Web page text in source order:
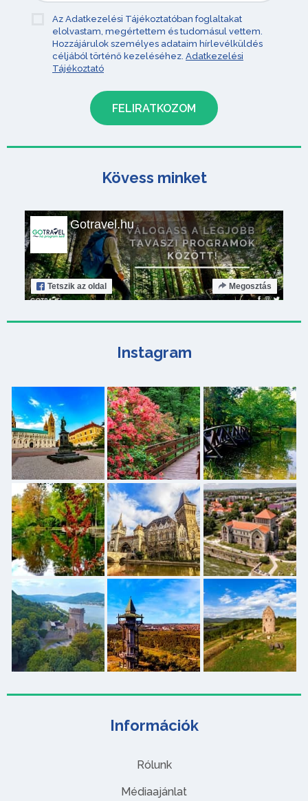
Információk
Rólunk
Médiaajánlat
Az Adatkezelési Tájékoztatóban foglaltakat
elolvastam, megértettem és tudomásul vettem.
Hozzájárulok személyes adataim hírlevélküldés
céljából történő kezeléséhez. Adatkezelési
Tájékoztató
Kövess minket
Gotravel.hu
Tetszik az oldal Megosztás
Instagram